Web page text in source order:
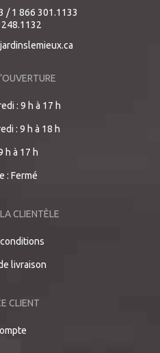
/ 1 866 301.1133
248.1132
: 9 h à 17 h
: 9 h à 18 h
h à 17 h
: Fermé
CLIENTÈLE
livraison
CLIENT